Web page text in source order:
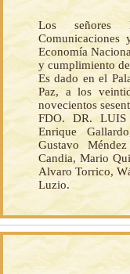
Los señores
Comunicaciones
Economía
y cumplimiento
Es dado en el
Paz, a los
novecientos
FDO. DR. LUIS
Enrique
Gustavo
Candia, Mario
Alvaro Torrico,
Luzio.